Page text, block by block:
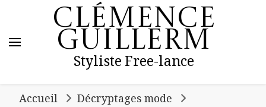
Clémence
Guillerm
Styliste Free-lance
Accueil
Décryptages mode